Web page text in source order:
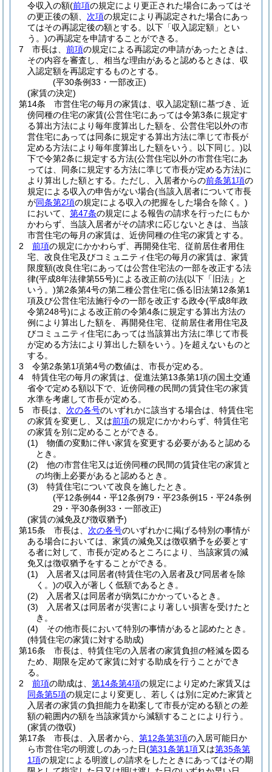
令収入の額(前項の規定により更正された場合にあってはそ
の更正後の額、 次項の規定により再認定された場合にあっ
てはその再認定後の額とする。以下「収入認定額」とい
う。)の再認定を申請することができる。
7
市長は、 前項の規定による再認定の申請があったときは、
その内容を審査し、相当な理由があると認めるときは、収
入認定額を再認定するものとする。
(平30条例33・一部改正)
(家賃の決定)
第14条
市営住宅の毎月の家賃は、収入認定額に基づき、近
傍同種の住宅の家賃(公営住宅にあっては令第3条に規定す
る算出方法により毎年度算出した額を、公営住宅以外の市
営住宅にあっては同条に規定する算出方法に準じて市長が
定める方法により毎年度算出した額をいう。以下同じ。)以
下で令第2条に規定する方法(公営住宅以外の市営住宅にあ
っては、同条に規定する方法に準じて市長が定める方法)に
より算出した額とする。 ただし、入居者からの前条第1項の
規定による収入の申告がない場合(当該入居者について市長
が同条第2項の規定による収入の把握をした場合を除く。)
において、 第47条の規定による報告の請求を行ったにもか
かわらず、当該入居者がその請求に応じないときは、当該
市営住宅の毎月の家賃は、近傍同種の住宅の家賃とする。
2
前項の規定にかかわらず、再開発住宅、従前居住者用住
宅、改良住宅及びコミュニティ住宅の毎月の家賃は、家賃
限度額(改良住宅にあっては公営住宅法の一部を改正する法
律(平成8年法律第55号)による改正前の法(以下「旧法」と
いう。)第2条第4号の第二種公営住宅に係る旧法第12条第1
項及び公営住宅法施行令の一部を改正する政令(平成8年政
令第248号)による改正前の令第4条に規定する算出方法の
例により算出した額を、再開発住宅、従前居住者用住宅及
びコミュニティ住宅にあっては当該算出方法に準じて市長
が定める方法により算出した額をいう。)を超えないものと
する。
3
令第2条第1項第4号の数値は、市長が定める。
4
特賃住宅の毎月の家賃は、促進法第13条第1項の国土交通
省令で定める額以下で、近傍同種の民間の賃貸住宅の家賃
水準を考慮して市長が定める。
5
市長は、 次の各号のいずれかに該当する場合は、特賃住宅
の家賃を変更し、又は前項の規定にかかわらず、特賃住宅
の家賃を別に定めることができる。
(1)
物価の変動に伴い家賃を変更する必要があると認める
とき。
(2)
他の市営住宅又は近傍同種の民間の賃貸住宅の家賃と
の均衡上必要があると認めるとき。
(3)
特賃住宅について改良を施したとき。
(平12条例44・平12条例79・平23条例15・平24条例
29・平30条例33・一部改正)
(家賃の減免及び徴収猶予)
第15条
市長は、 次の各号のいずれかに掲げる特別の事情が
ある場合においては、家賃の減免又は徴収猶予を必要とす
る者に対して、市長が定めるところにより、当該家賃の減
免又は徴収猶予をすることができる。
(1)
入居者又は同居者(特賃住宅の入居者及び同居者を除
く。)の収入が著しく低額であるとき。
(2)
入居者又は同居者が病気にかかっているとき。
(3)
入居者又は同居者が災害により著しい損害を受けたと
き。
(4)
その他市長において特別の事情があると認めたとき。
(特賃住宅の家賃に対する助成)
第16条
市長は、特賃住宅の入居者の家賃負担の軽減を図る
ため、期限を定めて家賃に対する助成を行うことができ
る。
2
前項の助成は、 第14条第4項の規定により定めた家賃又は
同条第5項の規定により変更し、若しくは別に定めた家賃と
入居者の家賃の負担能力を勘案して市長が定める額との差
額の範囲内の額を当該家賃から減額することにより行う。
(家賃の徴収)
第17条
市長は、入居者から、 第12条第3項の入居可能日か
ら市営住宅の明渡しのあった日(第31条第1項又は第35条第
1項の規定による明渡しの請求をしたときにあってはその期